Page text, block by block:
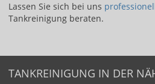
Lassen Sie sich bei uns ​
Tankreinigung beraten.
TANKREINIGUNG IN DER